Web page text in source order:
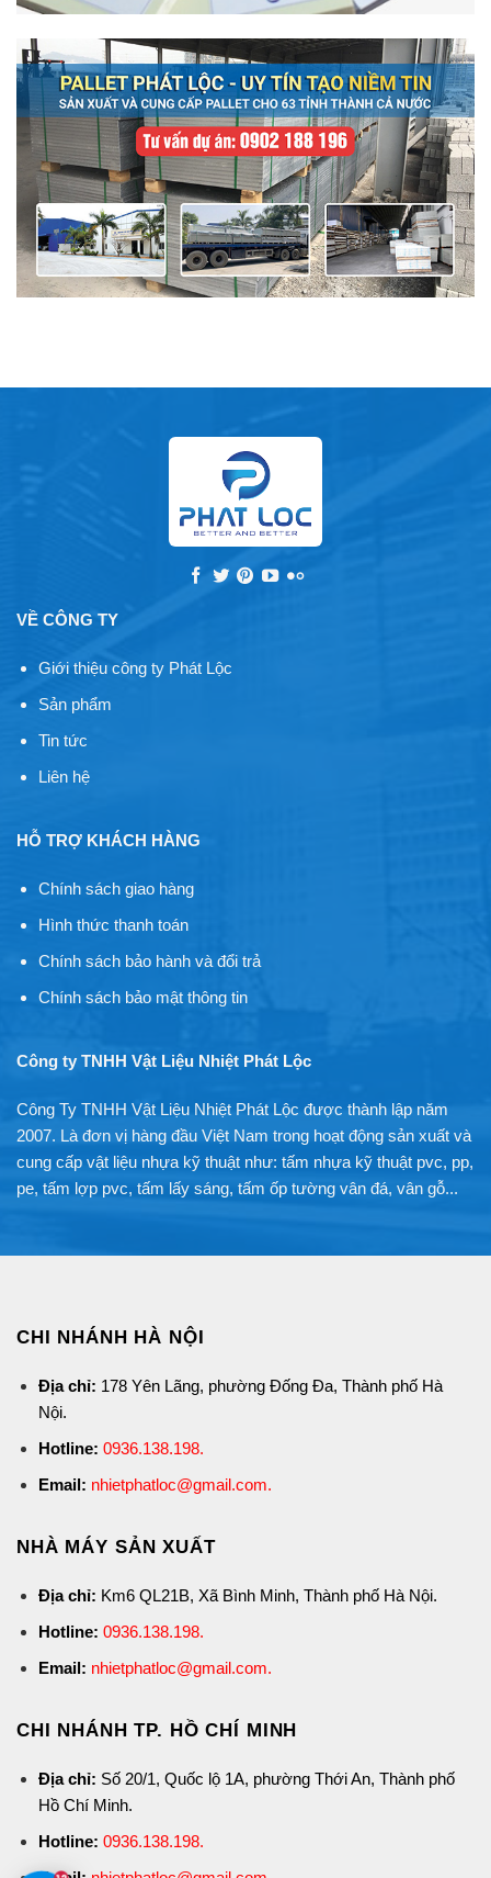
VỀ CÔNG TY
Giới thiệu công ty Phát Lộc
Sản phẩm
Tin tức
Liên hệ
HỖ TRỢ KHÁCH HÀNG
Chính sách giao hàng
Hình thức thanh toán
Chính sách bảo hành và đổi trả
Chính sách bảo mật thông tin
Công ty TNHH Vật Liệu Nhiệt Phát Lộc
Công Ty TNHH Vật Liệu Nhiệt Phát Lộc được thành lập năm
2007. Là đơn vị hàng đầu Việt Nam trong hoạt động sản xuất và
cung cấp vật liệu nhựa kỹ thuật như: tấm nhựa kỹ thuật pvc, pp,
pe, tấm lợp pvc, tấm lấy sáng, tấm ốp tường vân đá, vân gỗ...
CHI NHÁNH HÀ NỘI
Địa chỉ: 178 Yên Lãng, phường Đống Đa, Thành phố Hà
Nội.
Hotline: 0936.138.198.
Email: nhietphatloc@gmail.com.
NHÀ MÁY SẢN XUẤT
Địa chỉ: Km6 QL21B, Xã Bình Minh, Thành phố Hà Nội.
Hotline: 0936.138.198.
Email: nhietphatloc@gmail.com.
CHI NHÁNH TP. HỒ CHÍ MINH
Địa chỉ: Số 20/1, Quốc lộ 1A, phường Thới An, Thành phố
Hồ Chí Minh.
Hotline: 0936.138.198.